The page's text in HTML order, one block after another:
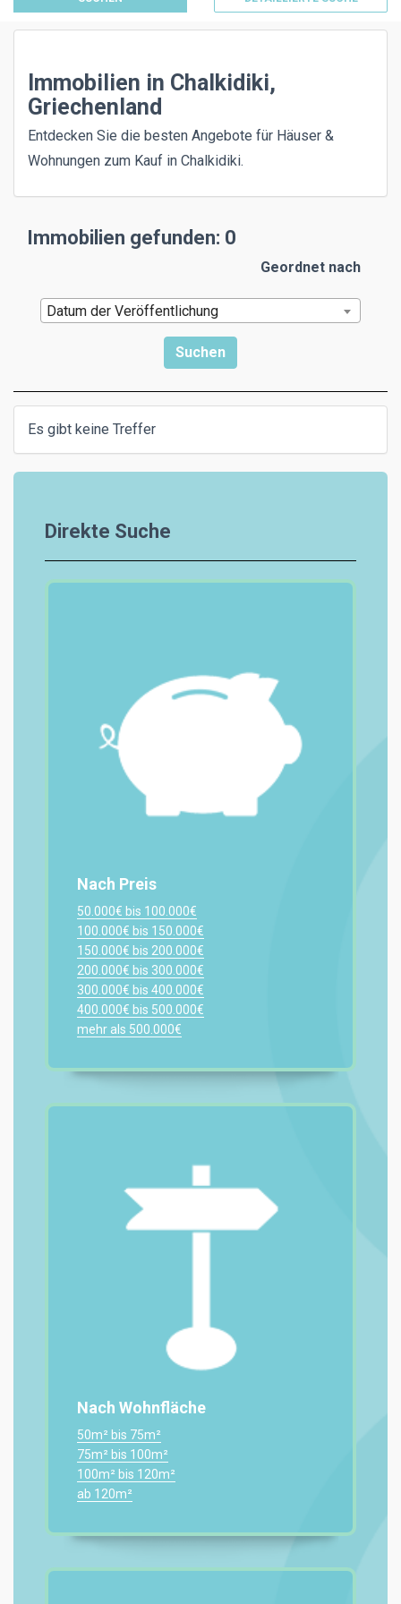
Immobilien in Chalkidiki,
Griechenland
Entdecken Sie die besten Angebote für Häuser &
Wohnungen zum Kauf in Chalkidiki.
Immobilien gefunden: 0
Geordnet nach
Datum der Veröffentlichung
Es gibt keine Treffer
Direkte Suche
Nach Preis
50.000€ bis 100.000€
100.000€ bis 150.000€
150.000€ bis 200.000€
200.000€ bis 300.000€
300.000€ bis 400.000€
400.000€ bis 500.000€
mehr als 500.000€
Nach Wohnfläche
50m² bis 75m²
75m² bis 100m²
100m² bis 120m²
ab 120m²